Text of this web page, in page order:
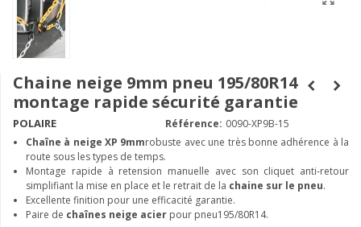
Chaine neige 9mm pneu 195/80R14
montage rapide sécurité garantie
POLAIRE Référence: 0090-XP9B-15
Chaîne à neige XP 9mmrobuste avec une très bonne adhérence à la
route sous les types de temps.
Montage rapide à retension manuelle avec son cliquet anti-retour
simplifiant la mise en place et le retrait de la chaine sur le pneu.
Excellente finition pour une efficacité garantie.
Paire de chaînes neige acier pour pneu195/80R14.